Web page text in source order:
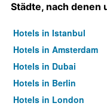
Städte, nach denen
Hotels in Istanbul
Hotels in Amsterdam
Hotels in Dubai
Hotels in Berlin
Hotels in London